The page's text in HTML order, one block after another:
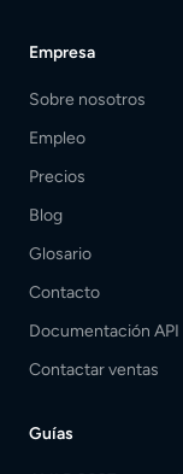
Empresa
Sobre nosotros
Empleo
Precios
Blog
Glosario
Contacto
Documentación API
Contactar ventas
Guías